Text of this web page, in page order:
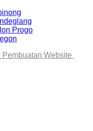
Progo
Pembuatan Website